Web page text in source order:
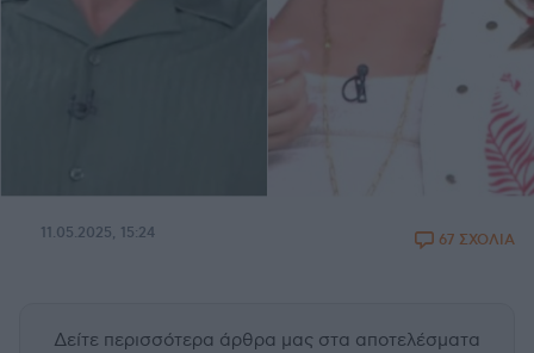
11.05.2025, 15:24 67 ΣΧΟΛΙΑ
Δείτε περισσότερα άρθρα μας στα αποτελέσματα